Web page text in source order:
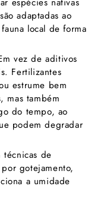
adaptadas ao
local de forma
vez de aditivos
Fertilizantes
estrume bem
mas também
do tempo, ao
podem degradar
técnicas de
gotejamento,
a umidade